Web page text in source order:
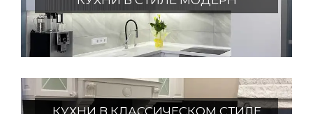
КУХНИ В КЛАССИЧЕСКОМ СТИЛЕ